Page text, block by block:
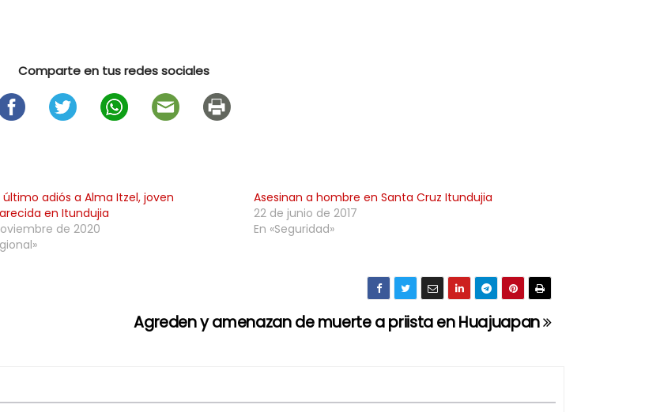
Comparte en tus redes sociales
último adiós a Alma Itzel, joven
en Itundujia
de 2020
Asesinan a hombre en Santa Cruz Itundujia
22 de junio de 2017
En «Seguridad»
Agreden y amenazan de muerte a priista en Huajuapan